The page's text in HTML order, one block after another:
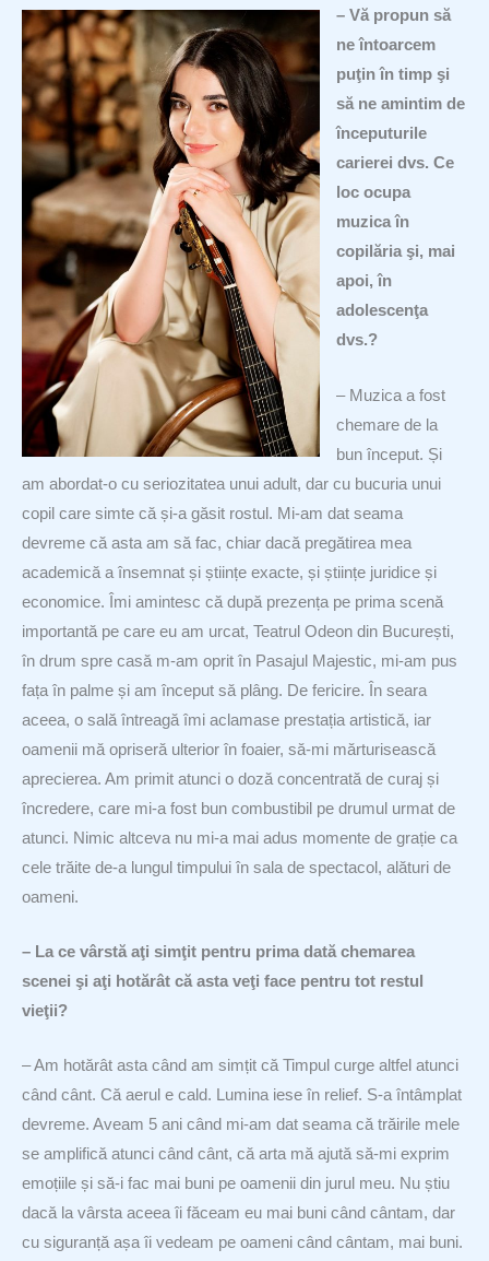
– Vă propun să
ne întoarcem
puţin în timp şi
să ne amintim de
începuturile
carierei dvs. Ce
loc ocupa
muzica în
copilăria şi, mai
apoi, în
adolescenţa
dvs.?
– Muzica a fost
chemare de la
bun început. Și
am abordat-o cu seriozitatea unui adult, dar cu bucuria unui
copil care simte că și-a găsit rostul. Mi-am dat seama
devreme că asta am să fac, chiar dacă pregătirea mea
academică a însemnat și științe exacte, și științe juridice și
economice. Îmi amintesc că după prezența pe prima scenă
importantă pe care eu am urcat, Teatrul Odeon din București,
în drum spre casă m-am oprit în Pasajul Majestic, mi-am pus
fața în palme și am început să plâng. De fericire. În seara
aceea, o sală întreagă îmi aclamase prestația artistică, iar
oamenii mă opriseră ulterior în foaier, să-mi mărturisească
aprecierea. Am primit atunci o doză concentrată de curaj și
încredere, care mi-a fost bun combustibil pe drumul urmat de
atunci. Nimic altceva nu mi-a mai adus momente de grație ca
cele trăite de-a lungul timpului în sala de spectacol, alături de
oameni.
– La ce vârstă aţi simţit pentru prima dată chemarea
scenei şi aţi hotărât că asta veţi face pentru tot restul
vieţii?
– Am hotărât asta când am simțit că Timpul curge altfel atunci
când cânt. Că aerul e cald. Lumina iese în relief. S-a întâmplat
devreme. Aveam 5 ani când mi-am dat seama că trăirile mele
se amplifică atunci când cânt, că arta mă ajută să-mi exprim
emoțiile și să-i fac mai buni pe oamenii din jurul meu. Nu știu
dacă la vârsta aceea îi făceam eu mai buni când cântam, dar
cu siguranță așa îi vedeam pe oameni când cântam, mai buni.